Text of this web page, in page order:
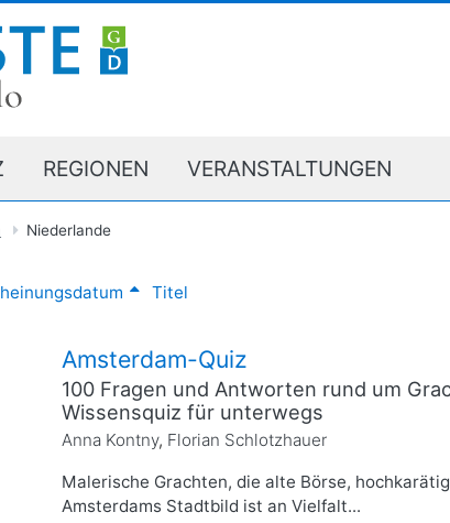
REGIONEN VERANSTALTUNGEN
Niederlande
Titel
Amsterdam-Quiz
100 Fragen und Antworten rund um
Wissensquiz für unterwegs
Anna Kontny, Florian Schlotzhauer
Malerische Grachten, die alte Börse,
Amsterdams Stadtbild ist an Vielfalt...